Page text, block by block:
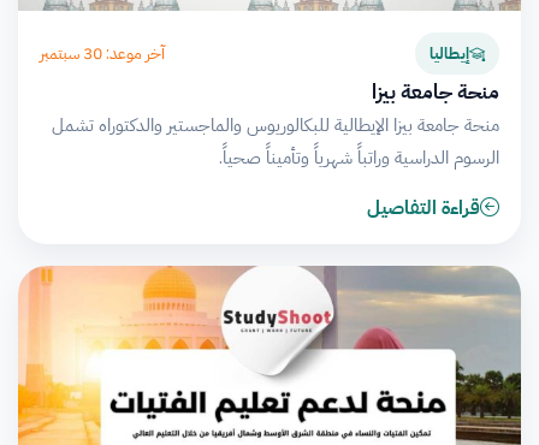
إيطاليا آخر موعد: 30 سبتمبر
منحة جامعة بيزا
منحة جامعة بيزا الإيطالية للبكالوريوس والماجستير والدكتوراه تشمل
الرسوم الدراسية وراتباً شهرياً وتأميناً صحياً.
قراءة التفاصيل